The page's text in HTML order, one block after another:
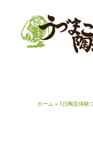
ホーム 1日陶芸体験